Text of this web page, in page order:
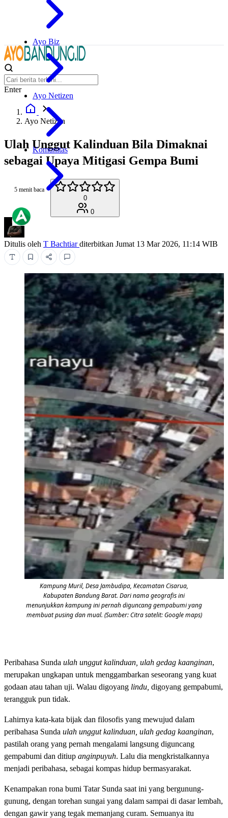
Ayo Biz
Ayo Netizen
Komunitas
Enter
Ayo Netizen
Ulah Unggut Kalinduan Bila Dimaknai
sebagai Upaya Mitigasi Gempa Bumi
5 menit baca
0
0
Ditulis oleh T Bachtiarditerbitkan Jumat 13 Mar 2026, 11:14 WIB
Kampung Muril, Desa Jambudipa, Kecamatan Cisarua,
Kabupaten Bandung Barat. Dari nama geografis ini
menunjukkan kampung ini pernah diguncang gempabumi yang
membuat pusing dan mual. (Sumber: Citra satelit: Google maps)
Peribahasa Sunda ulah unggut kalinduan, ulah gedag kaanginan,
merupakan ungkapan untuk menggambarkan seseorang yang kuat
godaan atau tahan uji. Walau digoyang lindu, digoyang gempabumi,
terangguk pun tidak.
Lahirnya kata-kata bijak dan filosofis yang mewujud dalam
peribahasa Sunda ulah unggut kalinduan, ulah gedag kaanginan,
pastilah orang yang pernah mengalami langsung diguncang
gempabumi dan ditiup anginpuyuh. Lalu dia mengkristalkannya
menjadi peribahasa, sebagai kompas hidup bermasyarakat.
Kenampakan rona bumi Tatar Sunda saat ini yang bergunung-
gunung, dengan torehan sungai yang dalam sampai di dasar lembah,
dengan gawir yang tegak memanjang curam. Semuanya itu